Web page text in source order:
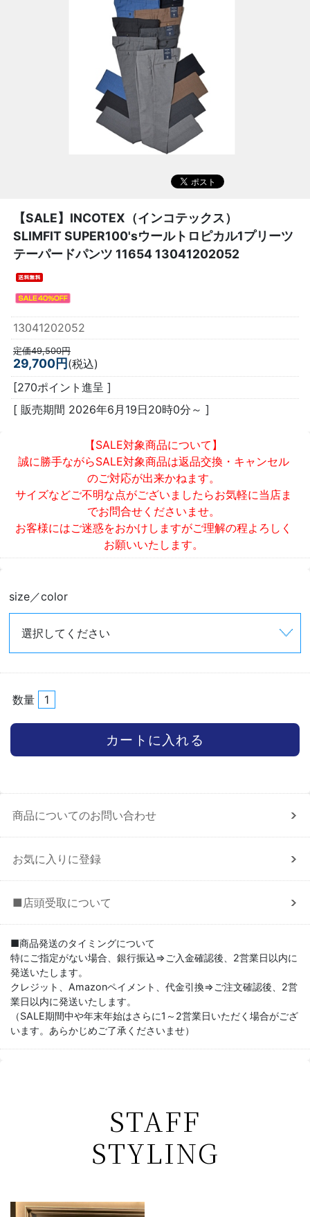
【SALE】 INCOTEX（インコテックス）
SLIMFIT SUPER100'sウールトロピカル1プリーツ
テーパードパンツ 11654 13041202052
13041202052
定価49,500円
29,700円(税込)
[270ポイント進呈 ]
[ 販売期間 2026年6月19日20時0分 ～ ]
【SALE対象商品について】
誠に勝手ながらSALE対象商品は返品交換・キャンセル
のご対応が出来かねます。
サイズなどご不明な点がございましたらお気軽に当店ま
でお問合せくださいませ。
お客様にはご迷惑をおかけしますがご理解の程よろしく
お願いいたします。
size／color
数量
商品についてのお問い合わせ
お気に入りに登録
■店頭受取について
■商品発送のタイミングについて
特にご指定がない場合、銀行振込⇒ご入金確認後、2営業日以内に
発送いたします。
クレジット、Amazonペイメント、代金引換⇒ご注文確認後、2営
業日以内に発送いたします。
（SALE期間中や年末年始はさらに1～2営業日いただく場合がござ
います。あらかじめご了承くださいませ）
STAFF
STYLING